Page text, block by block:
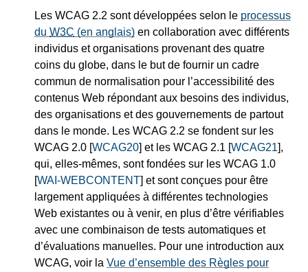
Les WCAG 2.2 sont développées selon le processus
du W3C (en anglais) en collaboration avec différents
individus et organisations provenant des quatre
coins du globe, dans le but de fournir un cadre
commun de normalisation pour l’accessibilité des
contenus Web répondant aux besoins des individus,
des organisations et des gouvernements de partout
dans le monde. Les WCAG 2.2 se fondent sur les
WCAG 2.0 [WCAG20] et les WCAG 2.1 [WCAG21],
qui, elles-mêmes, sont fondées sur les WCAG 1.0
[WAI-WEBCONTENT] et sont conçues pour être
largement appliquées à différentes technologies
Web existantes ou à venir, en plus d’être vérifiables
avec une combinaison de tests automatiques et
d’évaluations manuelles. Pour une introduction aux
WCAG, voir la Vue d’ensemble des Règles pour